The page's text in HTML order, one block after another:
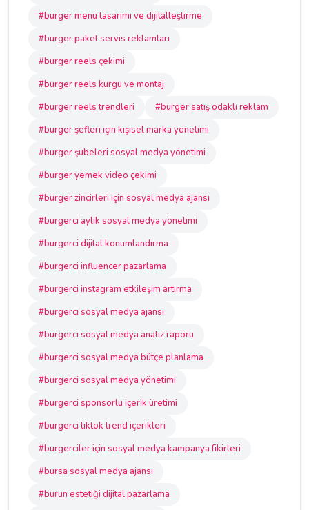
#burger menü tasarımı ve dijitalleştirme
#burger paket servis reklamları
#burger reels çekimi
#burger reels kurgu ve montaj
#burger reels trendleri
#burger satış odaklı reklam
#burger şefleri için kişisel marka yönetimi
#burger şubeleri sosyal medya yönetimi
#burger yemek video çekimi
#burger zincirleri için sosyal medya ajansı
#burgerci aylık sosyal medya yönetimi
#burgerci dijital konumlandırma
#burgerci influencer pazarlama
#burgerci instagram etkileşim artırma
#burgerci sosyal medya ajansı
#burgerci sosyal medya analiz raporu
#burgerci sosyal medya bütçe planlama
#burgerci sosyal medya yönetimi
#burgerci sponsorlu içerik üretimi
#burgerci tiktok trend içerikleri
#burgerciler için sosyal medya kampanya fikirleri
#bursa sosyal medya ajansı
#burun estetiği dijital pazarlama